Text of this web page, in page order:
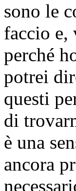
sono le
faccio e,
perché
potrei
questi
di
è una
ancora